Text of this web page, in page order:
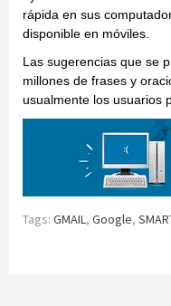
rápida en sus
disponible en móviles.
Las sugerencias que se
millones de frases y
usualmente los usuarios
Tags: GMAIL, Google,